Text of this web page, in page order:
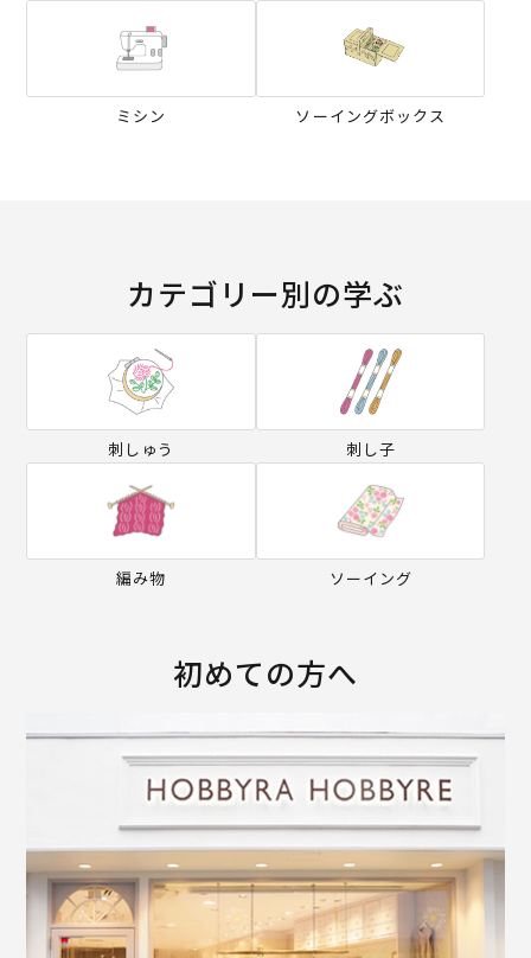
ミシン ソーイングボックス
カテゴリー別の学ぶ
刺しゅう 刺し子
編み物 ソーイング
初めての方へ